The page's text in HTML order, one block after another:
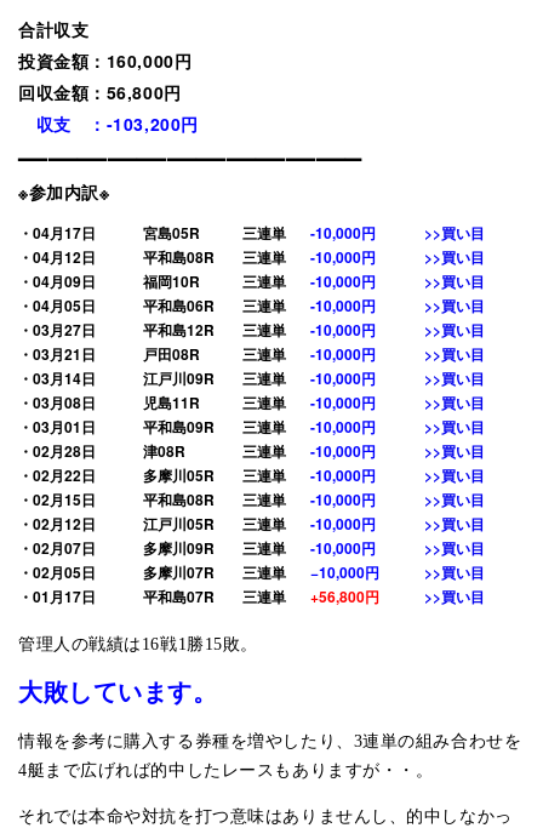
合計収支
投資金額：160,000円
回収金額：56,800円
収支 ：-103,200円
———————————–
※参加内訳※
・04月17日 宮島05R 三連単 -10,000円
>>買い目
・04月12日
平和島08R 三連単 -10,000円
>>買い目
・04月09日
福岡10R 三連単 -10,000円
>>買い目
・04月05日
平和島06R 三連単 -10,000円
>>買い目
・03月27日
平和島12R 三連単 -10,000円
>>買い目
・03月21日
戸田08R 三連単 -10,000円
>>買い目
・03月14日
江戸川09R 三連単 -10,000円
>>買い目
・03月08日
児島11R 三連単 -10,000円
>>買い目
・03月01日
平和島09R 三連単 -10,000円
>>買い目
・02月28日
津08R 三連単 -10,000円
>>買い目
・02月22日
多摩川05R 三連単 -10,000円
>>買い目
・02月15日
平和島08R 三連単 -10,000円
>>買い目
・02月12日
江戸川05R 三連単 -10,000円
>>買い目
・02月07日
多摩川09R 三連単 -10,000円
>>買い目
・02月05日
多摩川07R 三連単 −10,000円
>>買い目
・01月17日
平和島07R 三連単 +56,800円 >>買い目
管理人の戦績は16戦1勝15敗。
大敗しています。
情報を参考に購入する券種を増やしたり、3連単の組み合わせを
4艇まで広げれば的中したレースもありますが・・。
それでは本命や対抗を打つ意味はありませんし、的中しなかっ